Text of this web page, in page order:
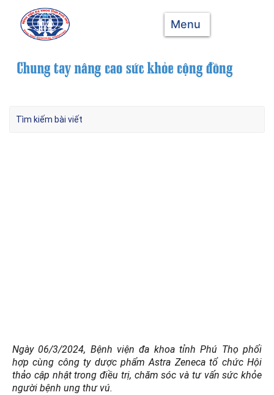
Menu
Ngày 06/3/2024, Bệnh viện đa khoa tỉnh Phú Thọ phối
hợp cùng công ty dược phẩm Astra Zeneca tổ chức Hội
thảo cập nhật trong điều trị, chăm sóc và tư vấnsức khỏe
người bệnh ung thư vú.